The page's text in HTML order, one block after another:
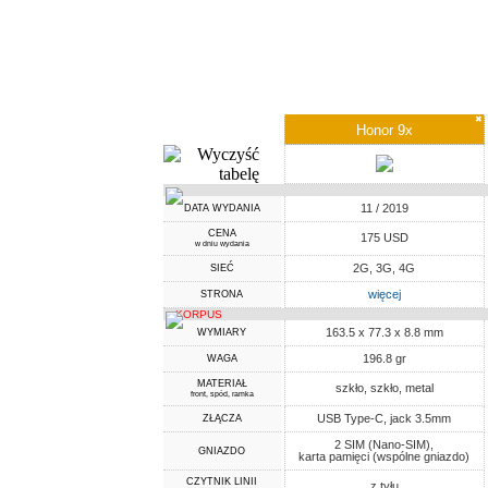
✖
Honor 9x
DATA WYDANIA 11 / 2019
CENA
w dniu wydania 175 USD
SIEĆ 2G, 3G, 4G
STRONA więcej
KORPUS
WYMIARY 163.5 x 77.3 x 8.8 mm
WAGA 196.8 gr
MATERIAŁ
front, spód, ramka szkło, szkło, metal
ZŁĄCZA USB Type-C, jack 3.5mm
GNIAZDO
2 SIM (Nano-SIM),
karta pamięci (wspólne gniazdo)
CZYTNIK LINII